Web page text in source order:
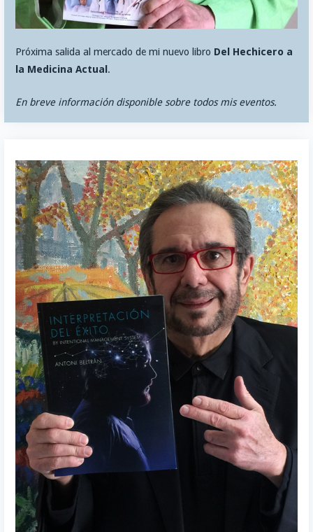
Próxima salida al mercado de mi nuevo libro Del Hechicero a
la Medicina Actual .
En breve información disponible sobre todos mis eventos.